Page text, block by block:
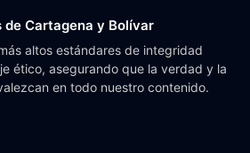
de Cartagena y Bolívar
altos estándares de integridad
ético, asegurando que la verdad y la
en todo nuestro contenido.